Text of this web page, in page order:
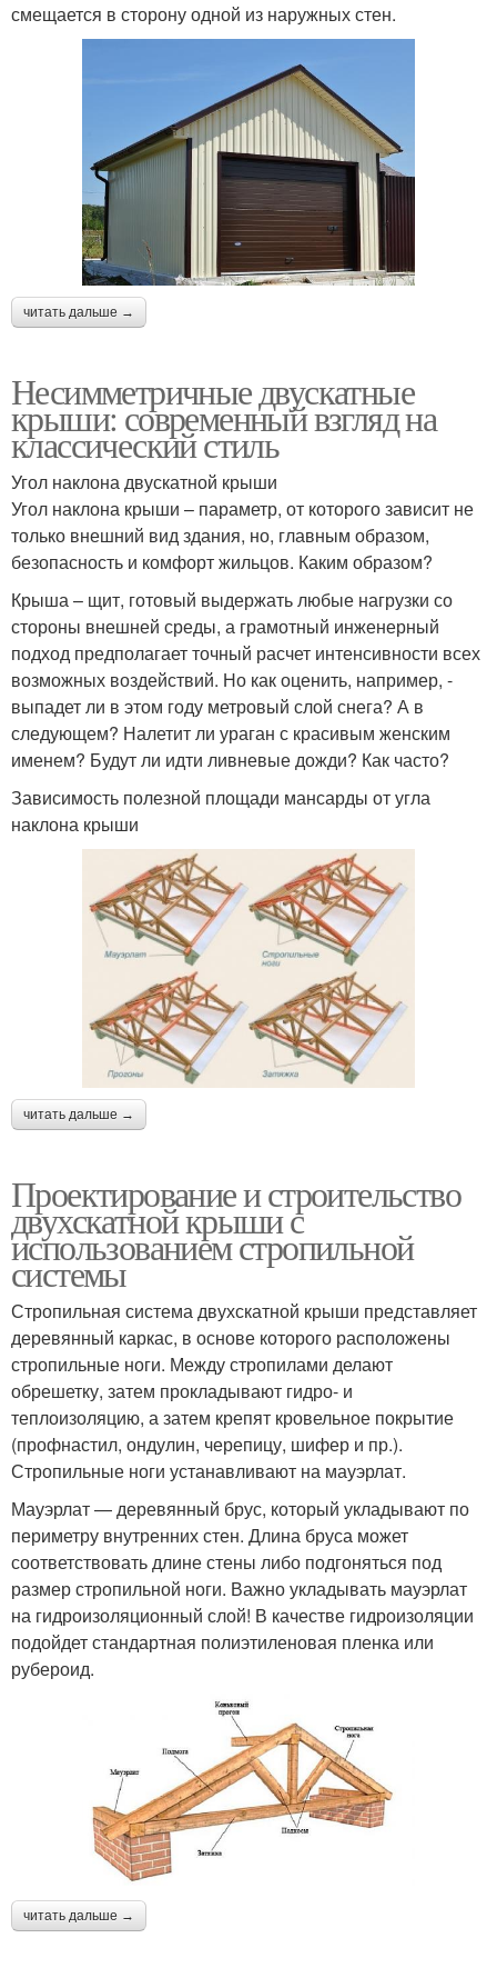
смещается в сторону одной из наружных стен.
читать дальше →
Несимметричные двускатные
крыши: современный взгляд на
классический стиль
Угол наклона двускатной крыши
Угол наклона крыши – параметр, от которого зависит не
только внешний вид здания, но, главным образом,
безопасность и комфорт жильцов. Каким образом?
Крыша – щит, готовый выдержать любые нагрузки со
стороны внешней среды, а грамотный инженерный
подход предполагает точный расчет интенсивности всех
возможных воздействий. Но как оценить, например, -
выпадет ли в этом году метровый слой снега? А в
следующем? Налетит ли ураган с красивым женским
именем? Будут ли идти ливневые дожди? Как часто?
Зависимость полезной площади мансарды от угла
наклона крыши
читать дальше →
Проектирование и строительство
двухскатной крыши с
использованием стропильной
системы
Стропильная система двухскатной крыши представляет
деревянный каркас, в основе которого расположены
стропильные ноги. Между стропилами делают
обрешетку, затем прокладывают гидро- и
теплоизоляцию, а затем крепят кровельное покрытие
(профнастил, ондулин, черепицу, шифер и пр.).
Стропильные ноги устанавливают на мауэрлат.
Мауэрлат — деревянный брус, который укладывают по
периметру внутренних стен. Длина бруса может
соответствовать длине стены либо подгоняться под
размер стропильной ноги. Важно укладывать мауэрлат
на гидроизоляционный слой! В качестве гидроизоляции
подойдет стандартная полиэтиленовая пленка или
рубероид.
читать дальше →